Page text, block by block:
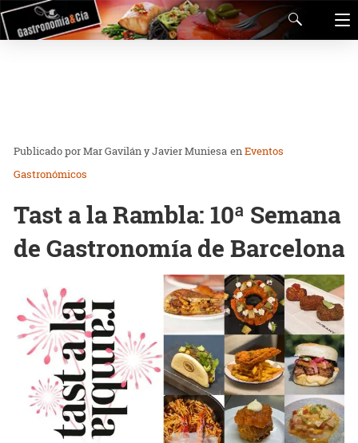
Mar Gavilán y Javier Muniesa enEventos
Gastronómicos
Tast a la Rambla: 10ª Semana
de Gastronomía de Barcelona